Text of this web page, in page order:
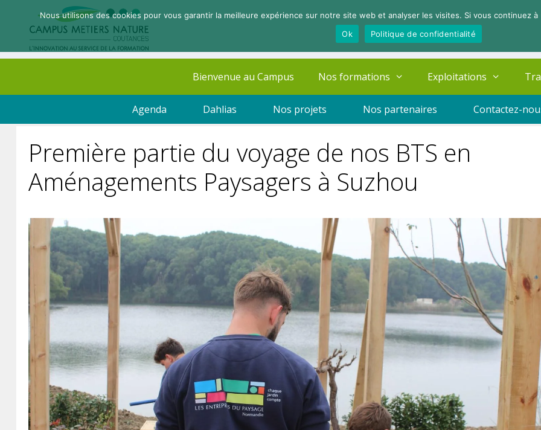
Bienvenue au Campus Nos formations Exploitations
Agenda Dahlias Nos projets Nos partenaires Contactez-
Première partie du voyage de nos BTS en
Aménagements Paysagers à Suzhou
Nous utilisons des cookies pour vous garantir la meilleure expérience sur notre site web et analyser les visites. Si vous continuez
Ok
Politique de confidentialité